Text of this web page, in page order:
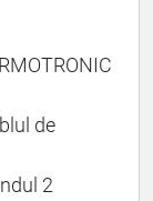
de
2